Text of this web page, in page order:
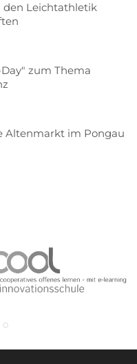
den Leichtathletik
zum Thema
Altenmarkt im Pongau